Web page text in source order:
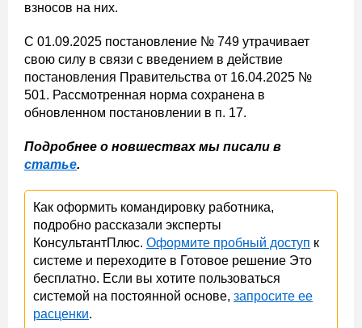
взносов на них.
С 01.09.2025 постановление № 749 утрачивает
свою силу в связи с введением в действие
постановления Правительства от 16.04.2025 №
501. Рассмотренная норма сохранена в
обновленном постановлении в п. 17.
Подробнее о новшествах мы писали в
статье.
Как оформить командировку работника,
подробно рассказали эксперты
КонсультантПлюс. Оформите пробный доступ к
системе и переходите в Готовое решение Это
бесплатно. Если вы хотите пользоваться
системой на постоянной основе, запросите ее
расценки.